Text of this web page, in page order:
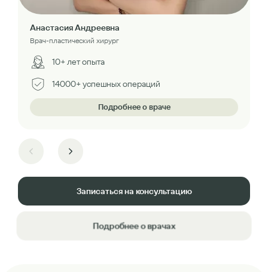
Анастасия Андреевна
Врач-пластический хирург
10+ лет опыта
14000+ успешных операций
Подробнее о враче
Записаться на консультацию
Подробнее о врачах